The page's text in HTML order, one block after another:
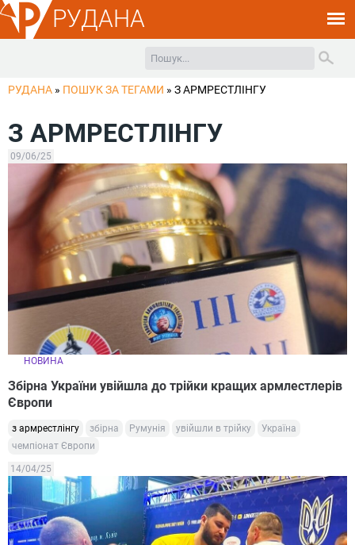
РУДАНА
РУДАНА » ПОШУК ЗА ТЕГАМИ » З АРМРЕСТЛІНГУ
З АРМРЕСТЛІНГУ
09/06/25
НОВИНА
Збірна України увійшла до трійки кращих армлестлерів
Європи
з армрестлінгу збірна Румунія увійшли в трійку
Україна
чемпіонат Європи
14/04/25